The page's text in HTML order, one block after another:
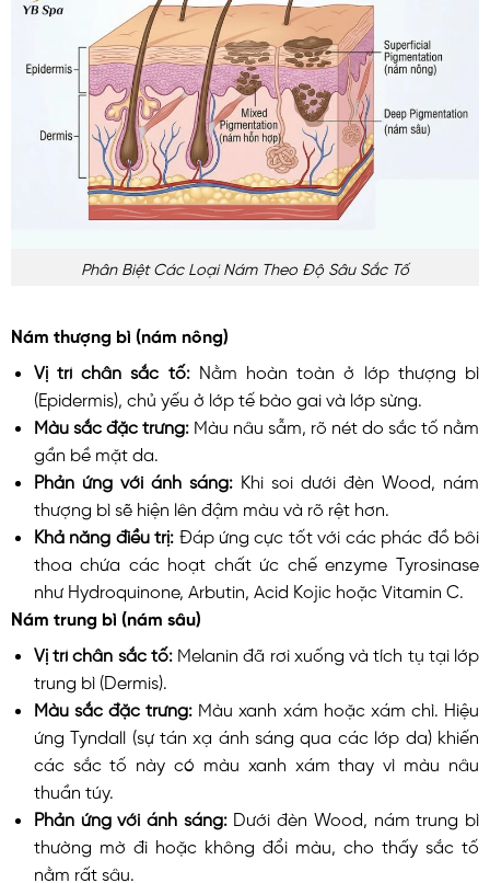
Phân Biệt Các Loại Nám Theo Độ Sâu Sắc Tố
Nám thượng bì (nám nông)
Vị trí chân sắc tố:Nằm hoàn toàn ở lớp thượng bì
(Epidermis), chủ yếu ở lớp tế bào gai và lớp sừng.
Màu sắc đặc trưng:Màu nâu sẫm, rõ nét do sắc tố nằm
gần bề mặt da.
Phản ứng với ánh sáng:Khi soi dưới đèn Wood, nám
thượng bì sẽ hiện lên đậm màu và rõ rệt hơn.
Khả năng điều trị: Đáp ứng cực tốt với các phác đồ bôi
thoa chứa các hoạt chất ức chế enzyme Tyrosinase
như Hydroquinone, Arbutin, Acid Kojic hoặc Vitamin C.
Nám trung bì (nám sâu)
Vị trí chân sắc tố:Melanin đã rơi xuống và tích tụ tại lớp
trung bì (Dermis).
Màu sắc đặc trưng: Màu xanh xám hoặc xám chì. Hiệu
ứng Tyndall (sự tán xạ ánh sáng qua các lớp da) khiến
các sắc tố này có màu xanh xám thay vì màu nâu
thuần túy.
Phản ứng với ánh sáng:Dưới đèn Wood, nám trung bì
thường mờ đi hoặc không đổi màu, cho thấy sắc tố
nằm rất sâu.